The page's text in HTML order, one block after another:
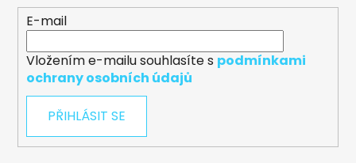
E-mail
Vložením e-mailu souhlasíte s podmínkami
ochrany osobních údajů
PŘIHLÁSIT SE